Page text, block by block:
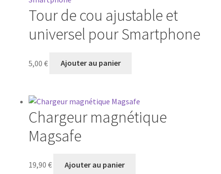
Tour de cou ajustable et
universel pour Smartphone
5,00 € Ajouter au panier
Chargeur magnétique
Magsafe
19,90 € Ajouter au panier